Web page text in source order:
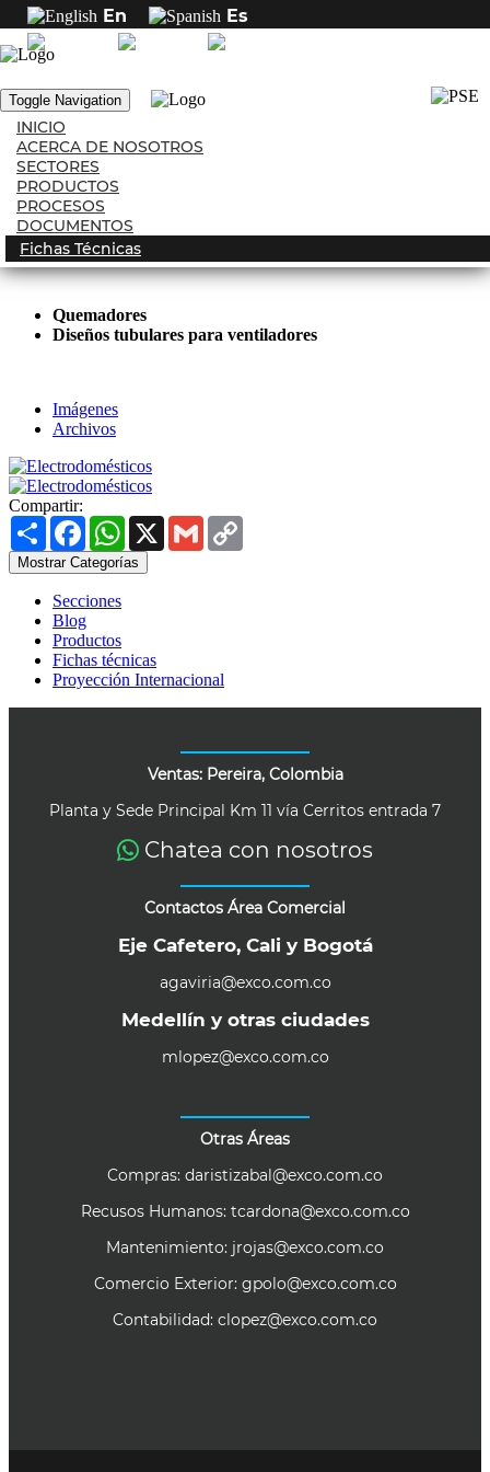
En Es
Toggle Navigation
INICIO
ACERCA DE NOSOTROS
SECTORES
PRODUCTOS
PROCESOS
DOCUMENTOS
Fichas Técnicas
Inicio Sectores Electrodomésticos
4790vistas
Click para ampliar
Ofrecemos componentes tubulares para la elaboración de
electrodomésticos para el hogar, somos el aliado ideal en diseños
personalizados que complementan el producto de tu empresa.
Quemadores
Diseños tubulares para ventiladores
Imágenes
Archivos
Compartir:
Share FacebookWhatsApp
X Gmail
Mostrar Categorías
Secciones
Blog
Productos
Fichas técnicas
Proyección Internacional
Ventas: Pereira, Colombia
Planta y Sede Principal Km 11 vía Cerritos entrada 7
Chatea con nosotros
Contactos Área Comercial
Eje Cafetero, Cali y Bogotá
agaviria@exco.com.co
Medellín y otras ciudades
mlopez@exco.com.co
Otras Áreas
Compras: daristizabal@exco.com.co
Recusos Humanos: tcardona@exco.com.co
Mantenimiento: jrojas@exco.com.co
Comercio Exterior: gpolo@exco.com.co
Contabilidad: clopez@exco.com.co